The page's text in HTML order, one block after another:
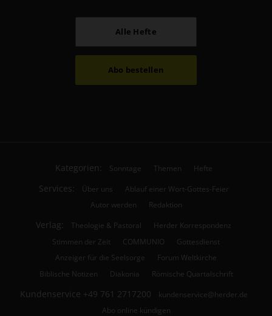
Alle Hefte
Abo bestellen
Kategorien: Sonntage Themen Hefte
Services: Über uns
Ablauf einer Wort-Gottes-Feier
Autor werden
Redaktion
Verlag: Theologie & Pastoral
Herder Korrespondenz
Stimmen der Zeit
COMMUNIO
Gottesdienst
Anzeiger für die Seelsorge
Forum Weltkirche
Biblische Notizen
Diakonia Römische Quartalschrift
Kundenservice +49 761 2717200
kundenservice@herder.de
Abo online kündigen